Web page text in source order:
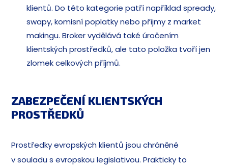
klientů. Do této kategorie patří například spready,
swapy, komisní poplatky nebo příjmy z market
makingu. Broker vydělává také úročením
klientských prostředků, ale tato položka tvoří jen
zlomek celkových příjmů.
ZABEZPEČENÍ KLIENTSKÝCH
PROSTŘEDKŮ
Prostředky evropských klientů jsou chráněné
v souladu s evropskou legislativou. Prakticky to